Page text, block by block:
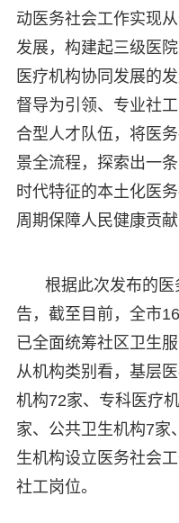
动医务社会工作实现
发展，构建起三级医
医疗机构协同发展的
督导为引领、专业社
合型人才队伍，将医
景全流程，探索出一
时代特征的本土化医
周期保障人民健康贡献
根据此次发布的
告，截至目前，全市
已全面统筹社区卫生
从机构类别看，基层
机构72家、专科医疗
家、公共卫生机构7家
生机构设立医务社会
社工岗位。